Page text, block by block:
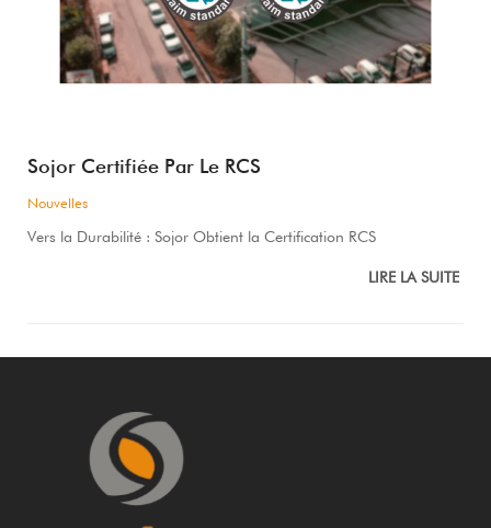
Sojor Certifiée Par Le RCS
Nouvelles
Vers la Durabilité : Sojor Obtient la Certification RCS
LIRE LA SUITE